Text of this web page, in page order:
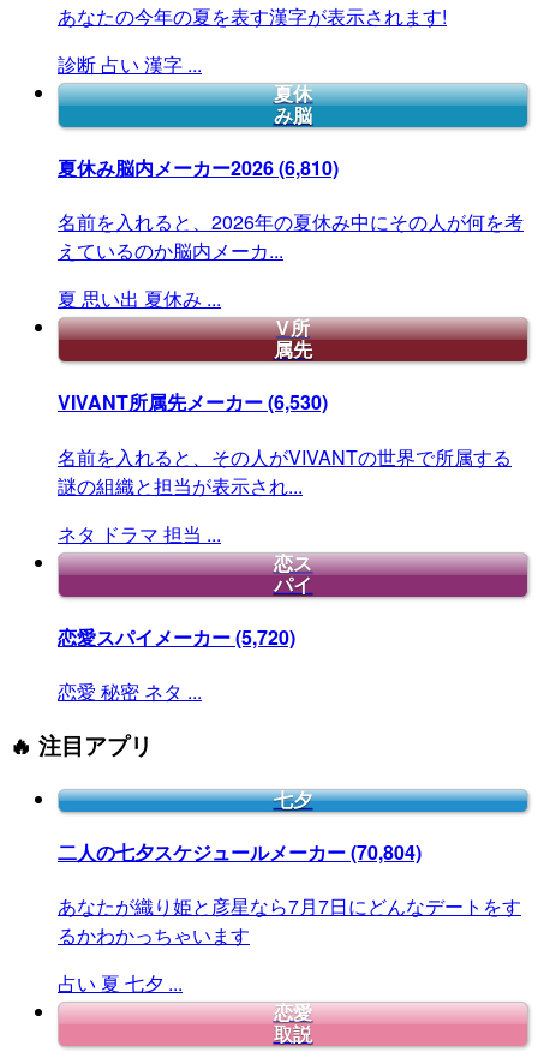
あなたの今年の夏を表す漢字が表示されます!
診断 占い 漢字 ...
夏休
み脳
夏休み脳内メーカー2026(6,810)
名前を入れると、2026年の夏休み中にその人が何を考
えているのか脳内メーカ...
夏 思い出 夏休み ...
V所
属先
VIVANT所属先メーカー(6,530)
名前を入れると、その人がVIVANTの世界で所属する
謎の組織と担当が表示され...
ネタ ドラマ 担当 ...
恋ス
パイ
恋愛スパイメーカー(5,720)
恋愛 秘密 ネタ ...
🔥 注目アプリ
七夕
二人の七夕スケジュールメーカー(70,804)
あなたが織り姫と彦星なら7月7日にどんなデートをす
るかわかっちゃいます
占い 夏 七夕 ...
恋愛
取説